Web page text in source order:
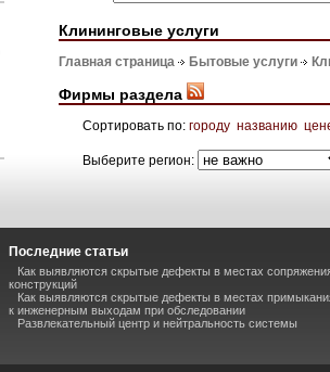
Клининговые услуги
Главная страница Бытовые услуги
Фирмы раздела
Сортировать по: городу названию
Выберите регион:
Последние статьи
Как выявляются скрытые дефекты в местах
конструкций
Как выявляются скрытые дефекты в местах
к инженерным выходам при обследовании
Развлекательный центр и нейтральность системы